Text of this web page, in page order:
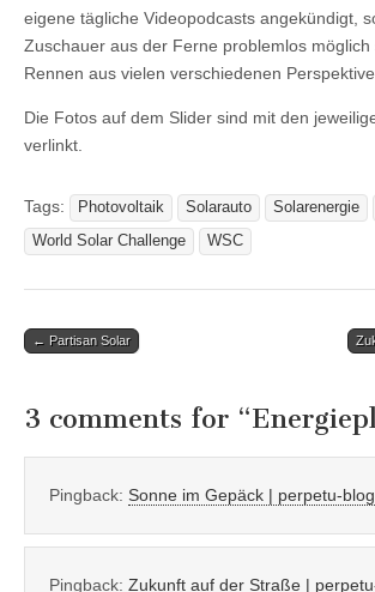
eigene tägliche Videopodcasts angekündigt,
Zuschauer aus der Ferne problemlos möglich
Rennen aus vielen verschiedenen
Die Fotos auf dem Slider sind mit den
verlinkt.
Tags: Photovoltaik Solarauto Solarenergie
World Solar Challenge
WSC
Post
← Partisan Solar
3 comments for “
Pingback: Sonne im Gepäck | perpetu-blog
Pingback: Zukunft auf der Straße |